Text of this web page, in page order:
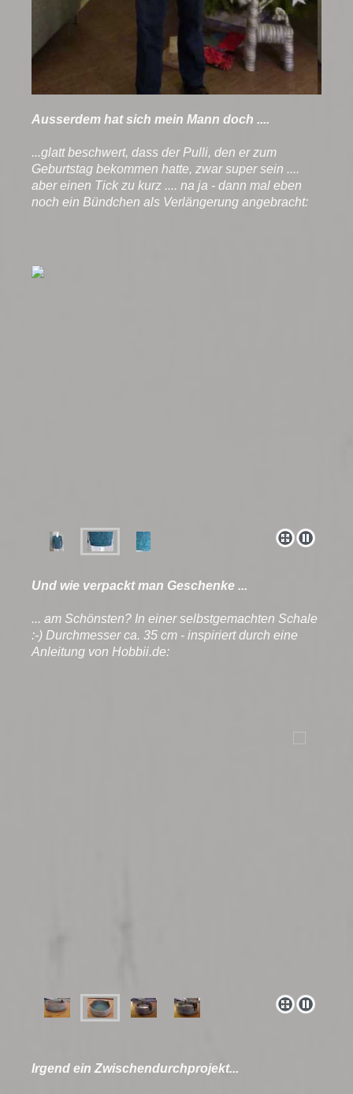
Ausserdem hat sich mein Mann doch ....
...glatt beschwert, dass der Pulli, den er zum
Geburtstag bekommen hatte, zwar super sein ....
aber einen Tick zu kurz .... na ja - dann mal eben
noch ein Bündchen als Verlängerung angebracht:
Und wie verpackt man Geschenke ...
... am Schönsten? In einer selbstgemachten Schale
:-) Durchmesser ca. 35 cm - inspiriert durch eine
Anleitung von Hobbii.de:
Irgend ein Zwischendurchprojekt...